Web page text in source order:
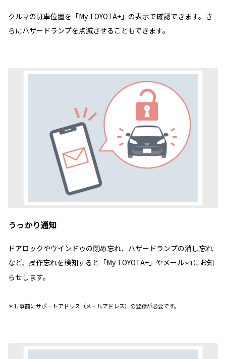
クルマの駐車位置を「My TOYOTA+」の表示で確認できます。さ
らにハザードランプを点滅させることもできます。
うっかり通知
ドアロックやウインドゥの閉め忘れ、ハザードランプの消し忘れ
など、操作忘れを検知すると「My TOYOTA+」やメール＊1 にお知
らせします。
＊1. 事前にサポートアドレス（メールアドレス）の登録が必要です。